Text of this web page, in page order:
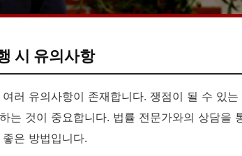
시 유의사항
러 유의사항이 존재합니다. 쟁점이 될 수 있는
는 것이 중요합니다. 법률 전문가와의 상담을
은 방법입니다.